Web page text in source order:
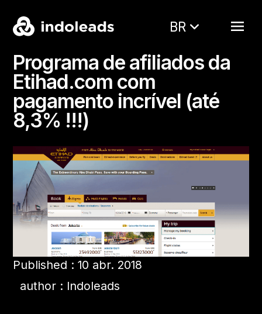
BR
Programa de afiliados da
Etihad.com com
pagamento incrível (até
8,3% !!!)
Published : 10 abr. 2018
author : Indoleads